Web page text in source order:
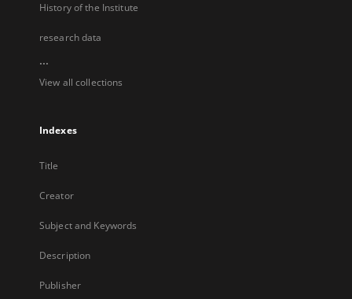
History of the Institute
research data
...
View all collections
Indexes
Title
Creator
Subject and Keywords
Description
Publisher